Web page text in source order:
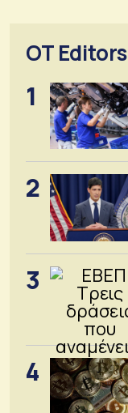
OT Editors
1
2
3
4